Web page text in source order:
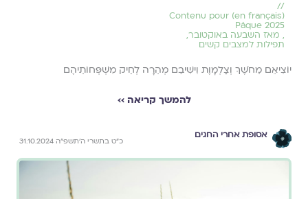
//
(en français) Contenu pour
Pâque 2025
, מאז השבעה באוקטובר,
תפילות למצבים קשים
יוֹצִיאֵם מֵחֹשֶׁךְ וְצַלְמָוֶת וִישִׁיבֵם מְהֵרָה לְחֵיק מִשְׁפְּחוֹתֵיהֶם
להמשך קריאה ››
אסופת אחרי החגים
כ״ט בתשרי ה׳תשפ״ה 31.10.2024